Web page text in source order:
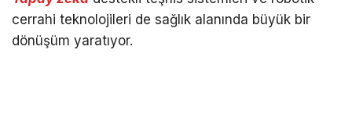
cerrahi teknolojileri de sağlık alanında büyük bir
dönüşüm yaratıyor.